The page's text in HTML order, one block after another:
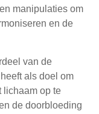
manipulaties om
en de
van de
als doel om
lichaam op te
de doorbloeding